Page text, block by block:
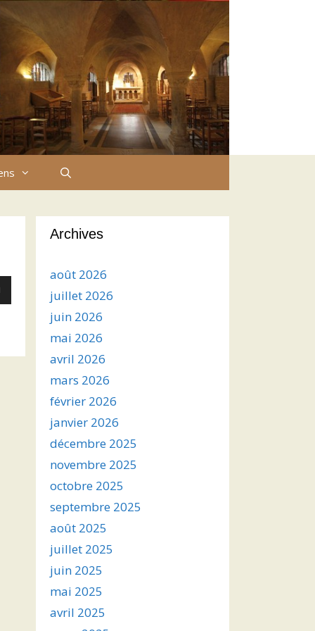
Archives
août 2026
juillet 2026
juin 2026
mai 2026
avril 2026
mars 2026
février 2026
janvier 2026
décembre 2025
novembre 2025
octobre 2025
septembre 2025
août 2025
juillet 2025
juin 2025
mai 2025
avril 2025